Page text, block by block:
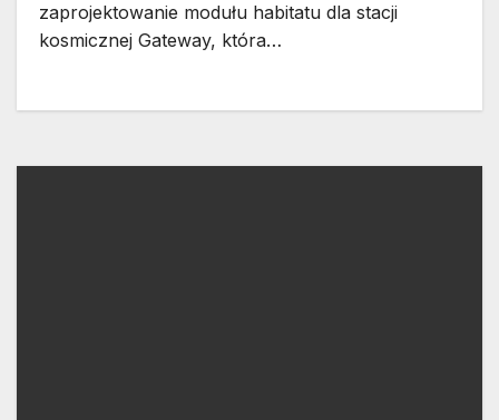
zaprojektowanie modułu habitatu dla stacji
kosmicznej Gateway, która…